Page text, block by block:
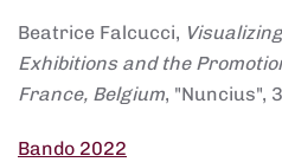
Beatrice Falcucci,
Exhibitions and the
France, Belgium, "Nuncius",
Bando 2022